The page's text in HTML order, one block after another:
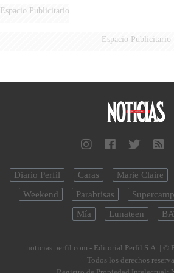
Espacio Publicitario
Espacio Publicitario
Diario Perfil Caras Marie Claire
Weekend
Parabrisas
Mía
Lunateen
noticias.perfil.com - Editorial Perfil S.A. | ©
Todos los derechos